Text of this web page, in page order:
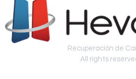
Recuperación de
All rights